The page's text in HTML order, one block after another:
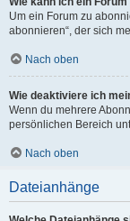
Um ein Forum zu
abonnieren“, der sich
Nach oben
Wie deaktiviere ich
Wenn du mehrere
persönlichen Bereich
Nach oben
Dateianhänge